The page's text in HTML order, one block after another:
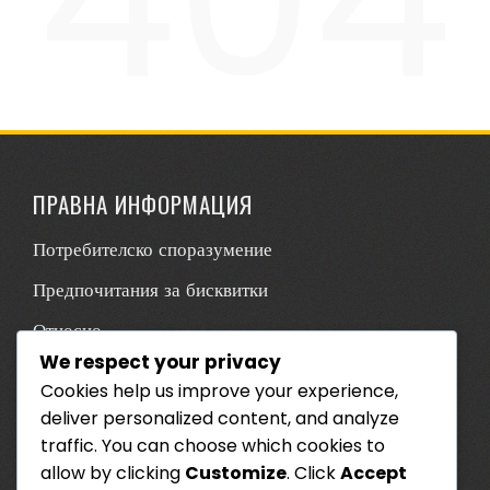
ПРАВНА ИНФОРМАЦИЯ
Потребителско споразумение
Предпочитания за бисквитки
Относно
Политика за поверителност
Контакт
КАТЕГОРИИ
We respect your privacy
Cookies help us improve your experience,
deliver personalized content, and analyze
traffic. You can choose which cookies to
allow by clicking Customize. ClickAccept